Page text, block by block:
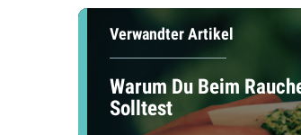
Verwandter Artikel
Warum Du Beim
Solltest